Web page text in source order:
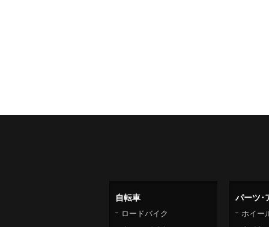
自転車
ロードバイク
パーツ･
ホイー